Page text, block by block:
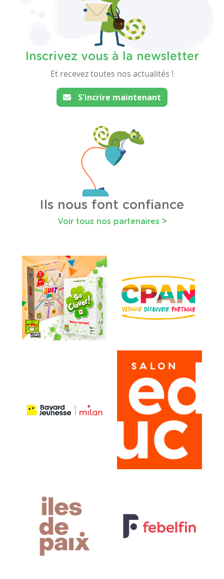
Inscrivez vous à la newsletter
Et recevez toutes nos actualités !
S'incrire maintenant
Ils nous font confiance
Voir tous nos partenaires >